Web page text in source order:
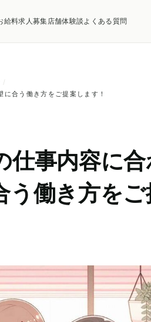
給料求人募集店舗体験談よくある質問
/
合う働き方をご提案します！
事内容に合
う働き方をご